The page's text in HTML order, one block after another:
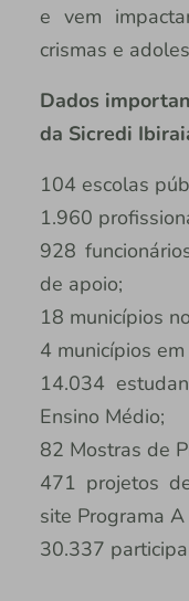
e vem
crismas e
Dados
da Sicredi
104 escolas
1.960
928
de apoio;
18 municípios
4 municípios
14.034
Ensino Médio;
82 Mostras de
471 projetos
site Programa
30.337